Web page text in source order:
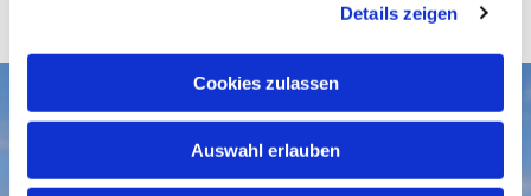
Details zeigen
Cookies zulassen
Auswahl erlauben
Aktuelles
Gottesdienste
Gemeindegruß-Archiv